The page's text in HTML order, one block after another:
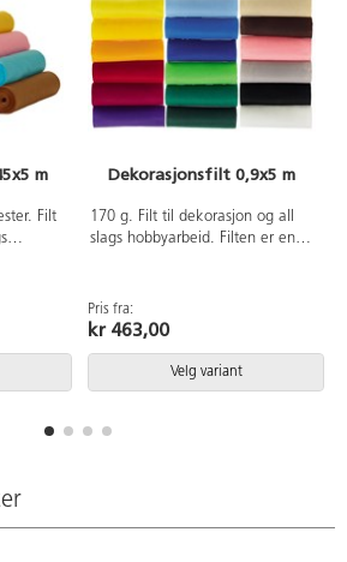
m
Filt
Dekorasjonsfilt 0,9x5 m
170 g. Filt til dekorasjon og all
slags hobbyarbeid. Filten er enkel
100% polyester.
Pris fra:
kr 463,00
Velg variant